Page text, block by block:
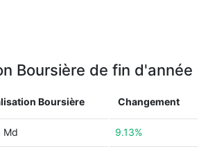
Boursière de fin d'année
Boursière Changement
Md 9.13%